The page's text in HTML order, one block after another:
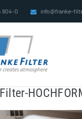
904-0 info@franke-